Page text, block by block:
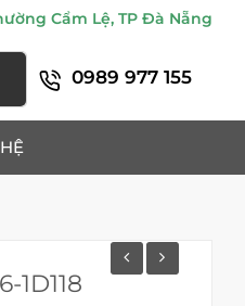
Cẩm Lệ, TP Đà Nẵng
0989 977 155
1D118